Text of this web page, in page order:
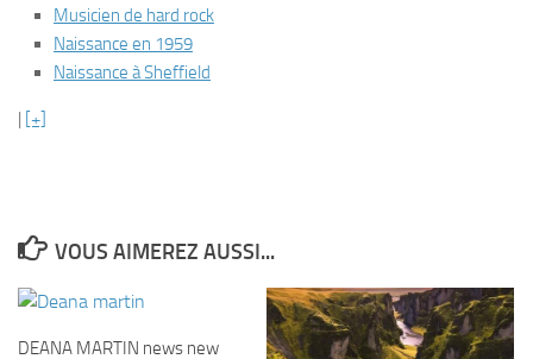
Musicien de hard rock
Naissance en 1959
Naissance à Sheffield
[+]
VOUS AIMEREZ AUSSI...
DEANA MARTIN news new